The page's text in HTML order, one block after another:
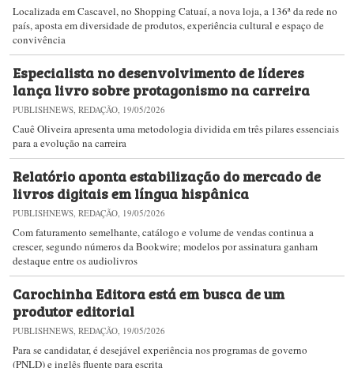
Localizada em Cascavel, no Shopping Catuaí, a nova loja, a 136ª da rede no
país, aposta em diversidade de produtos, experiência cultural e espaço de
convivência
Especialista no desenvolvimento de líderes
lança livro sobre protagonismo na carreira
PUBLISHNEWS, REDAÇÃO, 19/05/2026
Cauê Oliveira apresenta uma metodologia dividida em três pilares essenciais
para a evolução na carreira
Relatório aponta estabilização do mercado de
livros digitais em língua hispânica
PUBLISHNEWS, REDAÇÃO, 19/05/2026
Com faturamento semelhante, catálogo e volume de vendas continua a
crescer, segundo números da Bookwire; modelos por assinatura ganham
destaque entre os audiolivros
Carochinha Editora está em busca de um
produtor editorial
PUBLISHNEWS, REDAÇÃO, 19/05/2026
Para se candidatar, é desejável experiência nos programas de governo
(PNLD) e inglês fluente para escrita